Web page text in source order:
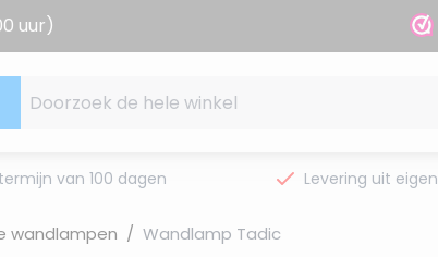
uur)
van 100 dagen Levering uit
wandlampen / Wandlamp Tadic